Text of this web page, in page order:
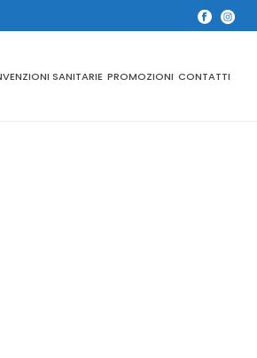
SANITARIE PROMOZIONI CONTATTI